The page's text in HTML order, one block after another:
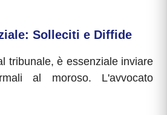
Solleciti e Diffide
tribunale, è essenziale inviare
al moroso. L'avvocato